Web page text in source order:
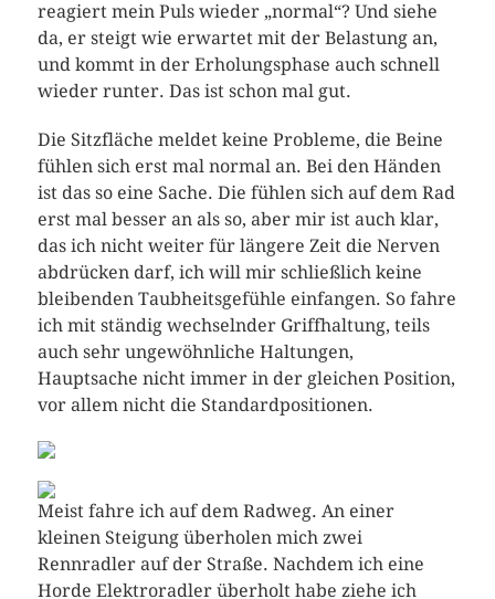
reagiert mein Puls wieder „normal“? Und siehe
da, er steigt wie erwartet mit der Belastung an,
und kommt in der Erholungsphase auch schnell
wieder runter. Das ist schon mal gut.
Die Sitzfläche meldet keine Probleme, die Beine
fühlen sich erst mal normal an. Bei den Händen
ist das so eine Sache. Die fühlen sich auf dem Rad
erst mal besser an als so, aber mir ist auch klar,
das ich nicht weiter für längere Zeit die Nerven
abdrücken darf, ich will mir schließlich keine
bleibenden Taubheitsgefühle einfangen. So fahre
ich mit ständig wechselnder Griffhaltung, teils
auch sehr ungewöhnliche Haltungen,
Hauptsache nicht immer in der gleichen Position,
vor allem nicht die Standardpositionen.
Meist fahre ich auf dem Radweg. An einer
kleinen Steigung überholen mich zwei
Rennradler auf der Straße. Nachdem ich eine
Horde Elektroradler überholt habe ziehe ich